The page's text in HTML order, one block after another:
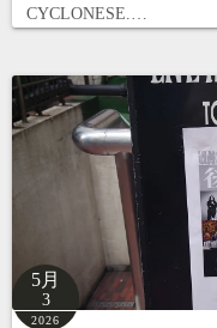
CYCLONESE.…
5月
3
2026